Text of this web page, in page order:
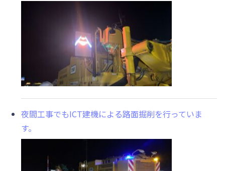
夜間工事でもICT建機による路面掘削を行っていま
す。